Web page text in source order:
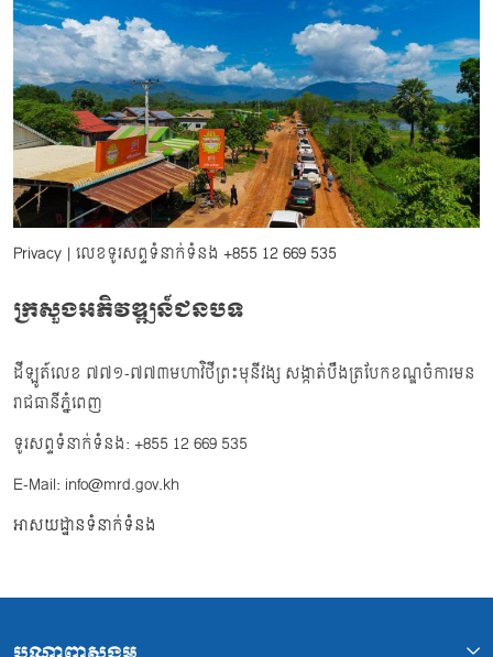
Privacy | លេខទូរសព្ទទំនាក់ទំនង +855 12 669 535
ក្រសួងអភិវឌ្ឍន៍ជនបទ
ដីឡូត៍លេខ ៧៧១-៧៧៣មហាវិថីព្រះមុនីវង្ស សង្កាត់បឹងត្របែកខណ្ឌចំការមន
រាជធានីភ្នំពេញ
ទូរសព្ទទំនាក់ទំនង: +855 12 669 535
E-Mail: info@mrd.gov.kh
អាសយដ្ឋានទំនាក់ទំនង